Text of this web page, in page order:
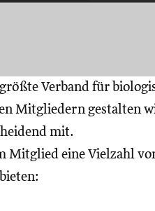
Verband für
Mitgliedern gestalten
mit.
Mitglied eine Vielzahl